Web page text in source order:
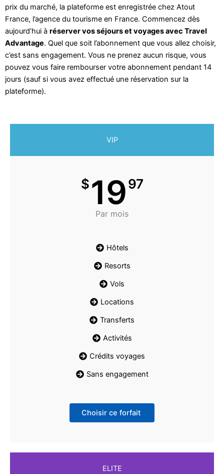
prix du marché, la plateforme est enregistrée chez Atout
France, l’agence du tourisme en France. Commencez dès
aujourd’hui à réserver vos séjours et voyages avec Travel
Advantage. Quel que soit l’abonnement que vous allez choisir,
c’est sans engagement. Vous ne prenez aucun risque, vous
pouvez vous faire rembourser votre abonnement pendant 14
jours (sauf si vous avez effectué une réservation sur la
plateforme).
VIP
$1997
Par mois
Hôtels
Resorts
Vols
Locations
Transferts
Activités
Crédits voyages
Sans engagement
Choisir ce forfait
ELITE